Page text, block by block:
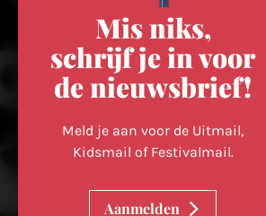
utrechtpartners.nl
Volg ons op
Mis niks,
schrijf je in voor
de nieuwsbrief!
Meld je aan voor de Uitmail,
Kidsmail of Festivalmail.
Aanmelden